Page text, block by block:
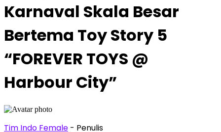
Karnaval Skala Besar
Bertema Toy Story 5
“FOREVER TOYS @
Harbour City”
Tim Indo Female - Penulis